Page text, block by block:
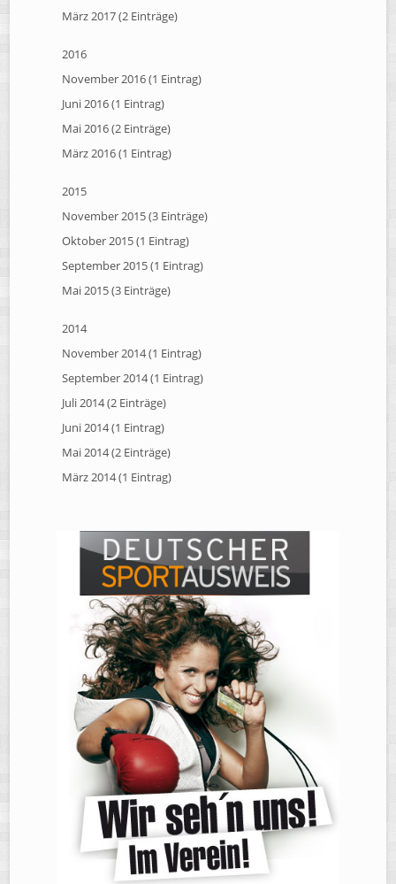
März 2017 (2 Einträge)
2016
November 2016 (1 Eintrag)
Juni 2016 (1 Eintrag)
Mai 2016 (2 Einträge)
März 2016 (1 Eintrag)
2015
November 2015 (3 Einträge)
Oktober 2015 (1 Eintrag)
September 2015 (1 Eintrag)
Mai 2015 (3 Einträge)
2014
November 2014 (1 Eintrag)
September 2014 (1 Eintrag)
Juli 2014 (2 Einträge)
Juni 2014 (1 Eintrag)
Mai 2014 (2 Einträge)
März 2014 (1 Eintrag)